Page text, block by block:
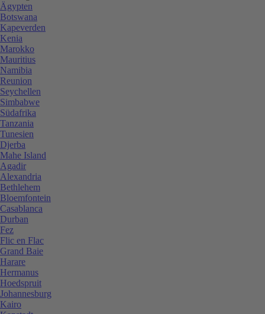
Ägypten
Botswana
Kapeverden
Kenia
Marokko
Mauritius
Namibia
Reunion
Seychellen
Simbabwe
Südafrika
Tanzania
Tunesien
Djerba
Mahe Island
Agadir
Alexandria
Bethlehem
Bloemfontein
Casablanca
Durban
Fez
Flic en Flac
Grand Baie
Harare
Hermanus
Hoedspruit
Johannesburg
Kairo